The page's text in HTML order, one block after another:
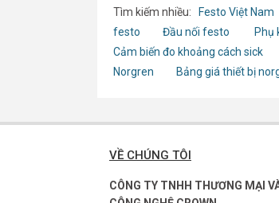
Tìm kiếm nhiều: Festo Việt Nam
festo
Đầu nối festo Phụ
Cảm biến đo khoảng cách sick
Norgren
Bảng giá thiết bị
VỀ CHÚNG TÔI
CÔNG TY TNHH THƯƠNG MẠI